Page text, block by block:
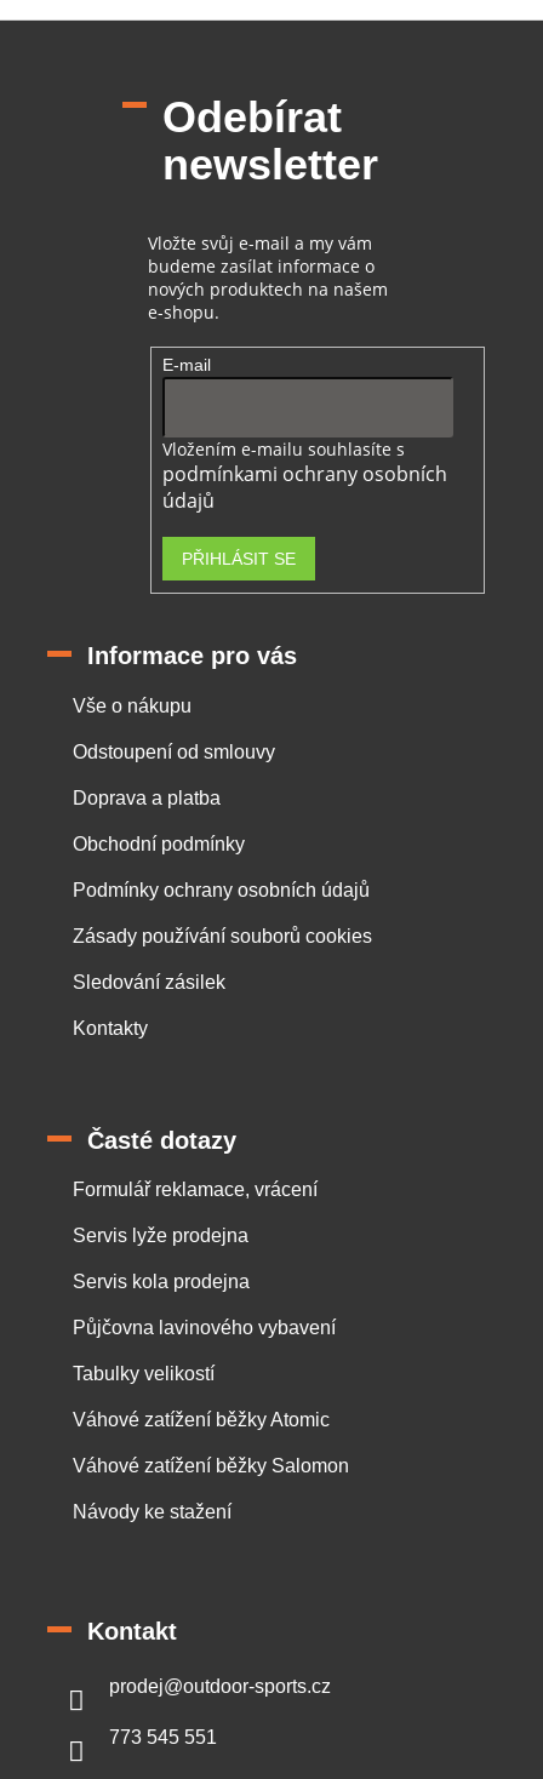
Odebírat
newsletter
Vložte svůj e-mail a my vám
budeme zasílat informace o
nových produktech na našem
e-shopu.
E-mail
Vložením e-mailu souhlasíte s
podmínkami ochrany osobních
údajů
PŘIHLÁSIT SE
Informace pro vás
Vše o nákupu
Odstoupení od smlouvy
Doprava a platba
Obchodní podmínky
Podmínky ochrany osobních údajů
Zásady používání souborů cookies
Sledování zásilek
Kontakty
Časté dotazy
Formulář reklamace, vrácení
Servis lyže prodejna
Servis kola prodejna
Půjčovna lavinového vybavení
Tabulky velikostí
Váhové zatížení běžky Atomic
Váhové zatížení běžky Salomon
Návody ke stažení
Kontakt
prodej@outdoor-sports.cz
773 545 551